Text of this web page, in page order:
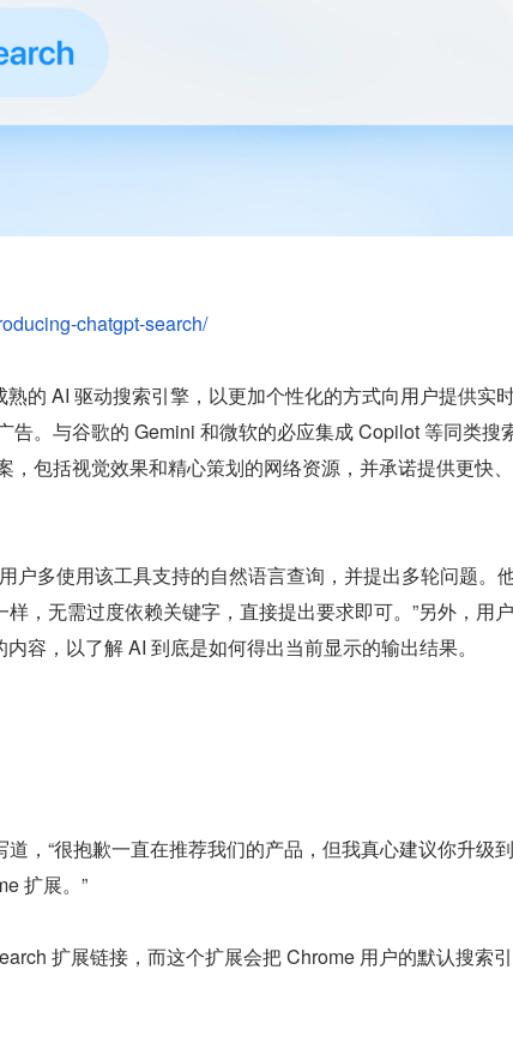
chatgpt-search/
的 AI 驱动搜索引擎，以更加个性化的方式向用户提供实
告。与谷歌的 Gemini 和微软的必应集成 Copilot 等同类搜
包括视觉效果和精心策划的网络资源，并承诺提供更快、
户多使用该工具支持的自然语言查询，并提出多轮问题。
，无需过度依赖关键字，直接提出要求即可。”另外，用户
容，以了解 AI 到底是如何得出当前显示的输出结果。
，“很抱歉一直在推荐我们的产品，但我真心建议你升级到
扩展。”
扩展链接，而这个扩展会把 Chrome 用户的默认搜索引